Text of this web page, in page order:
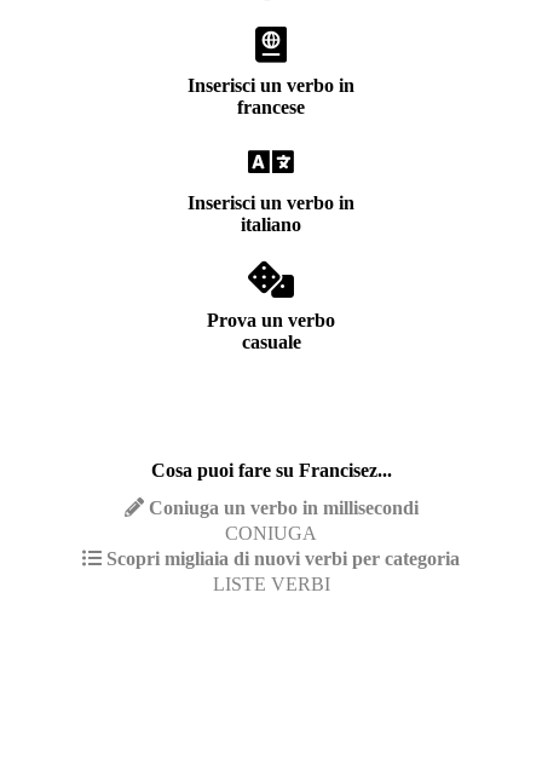
Inserisci un verbo in
francese
Inserisci un verbo in
italiano
Prova un verbo
casuale
Cosa puoi fare su Francisez...
Coniuga un verbo in millisecondi
CONIUGA
Scopri migliaia di nuovi verbi per categoria
LISTE VERBI